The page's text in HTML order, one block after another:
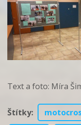
Text a foto: Míra
Štítky: